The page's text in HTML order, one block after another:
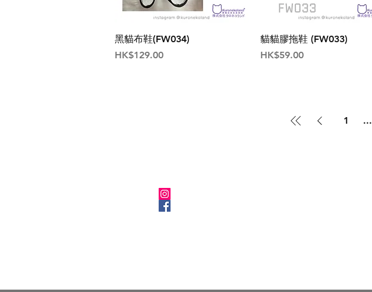
黑貓布鞋(FW034)
價格
HK$129.00
貓貓膠拖鞋 (FW033)
價格
HK$59.00
1 ...